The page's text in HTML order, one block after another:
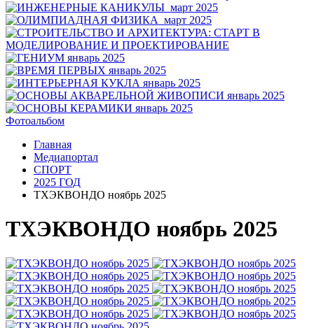
Фотоальбом
Главная
Медиапортал
СПОРТ
2025 ГОД
ТХЭКВОНДО ноябрь 2025
ТХЭКВОНДО ноябрь 2025